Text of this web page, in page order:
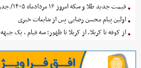
قیمت جدید طلا و سکه امروز ۱۶ مردادماه ۱۴۰۵/ جدول
اولین پیام محسن رضایی پس از شایعات خبری
از کوفه تا کربلا، از کربلا تا ظهور؛ سه قیام ، یک جبهه